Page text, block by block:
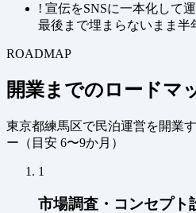
! 宣伝をSNSに一本化して
最後まで埋まらないまま半
ROADMAP
開業までのロードマ
東京都練馬区で民泊運営を開業
ー（ 目安 6〜9か月 ）
1
市場調査・コンセプト